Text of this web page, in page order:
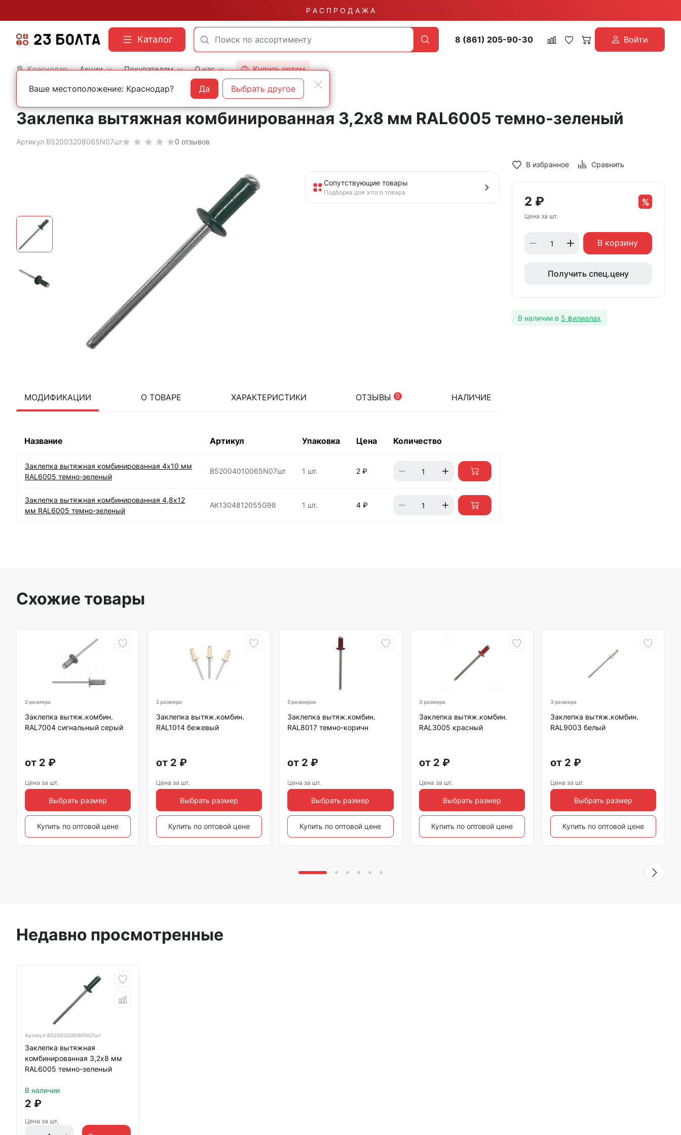
Р А С П Р О Д А Ж А
Каталог 8 (861) 205-90-30 Войти
Краснодар Акции Покупателям О нас Купить оптом
Главная Строительный крепеж Заклепки Вытяжные RAL
Заклепка вытяжная комбинированная 3,2х8 мм RAL6005 темно-зеленый
Артикул B52003208065N07шт 0 отзывов
Сопутствующие товары
Подборка для этого товара
МОДИФИКАЦИИ О ТОВАРЕ ХАРАКТЕРИСТИКИ ОТЗЫВЫ 0 НАЛИЧИЕ
Название Артикул Упаковка Цена Количество
Заклепка вытяжная комбинированная 4х10 мм
RAL6005 темно-зеленый
B52004010065N07шт 1 шт. 2 ₽
Заклепка вытяжная комбинированная 4,8х12
мм RAL6005 темно-зеленый
AK1304812055G98 1 шт. 4 ₽
В избранное Сравнить
2 ₽
Цена за шт.
В корзину
Получить спец.цену
В наличии в 5 филиалах
Схожие товары
2 размера
Заклепка вытяж.комбин.
RAL7004 сигнальный серый
от 2 ₽
Цена за шт.
Выбрать размер
Купить по оптовой цене
2 размера
Заклепка вытяж.комбин.
RAL1014 бежевый
от 2 ₽
Цена за шт.
Выбрать размер
Купить по оптовой цене
5 размеров
Заклепка вытяж.комбин.
RAL8017 темно-коричн
от 2 ₽
Цена за шт.
Выбрать размер
Купить по оптовой цене
3 размера
Заклепка вытяж.комбин.
RAL3005 красный
от 2 ₽
Цена за шт.
Выбрать размер
Купить по оптовой цене
3 размера
Заклепка вытяж.комбин.
RAL9003 белый
от 2 ₽
Цена за шт.
Выбрать размер
Купить по оптовой цене
Недавно просмотренные
Артикул B52003208065N07шт
Заклепка вытяжная
комбинированная 3,2х8 мм
RAL6005 темно-зеленый
В наличии
2 ₽
Цена за шт.
Ваше местоположение: Краснодар? Да Выбрать другое